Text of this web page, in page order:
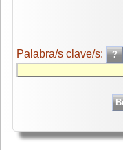
Palabra/s clave/s: